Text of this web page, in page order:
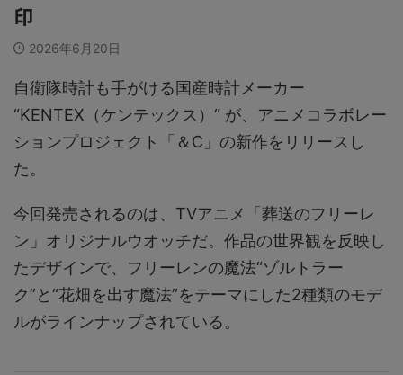
印
2026年6月20日
自衛隊時計も手がける国産時計メーカー
“KENTEX（ケンテックス）“ が、アニメコラボレー
ションプロジェクト「＆C」の新作をリリースし
た。
今回発売されるのは、TVアニメ「葬送のフリーレ
ン」オリジナルウオッチだ。作品の世界観を反映し
たデザインで、フリーレンの魔法“ゾルトラー
ク”と“花畑を出す魔法”をテーマにした2種類のモデ
ルがラインナップされている。